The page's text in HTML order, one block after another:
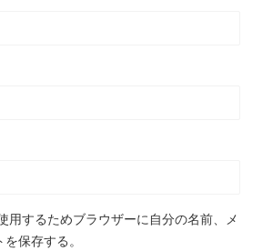
用するためブラウザーに自分の名前、メ
保存する。